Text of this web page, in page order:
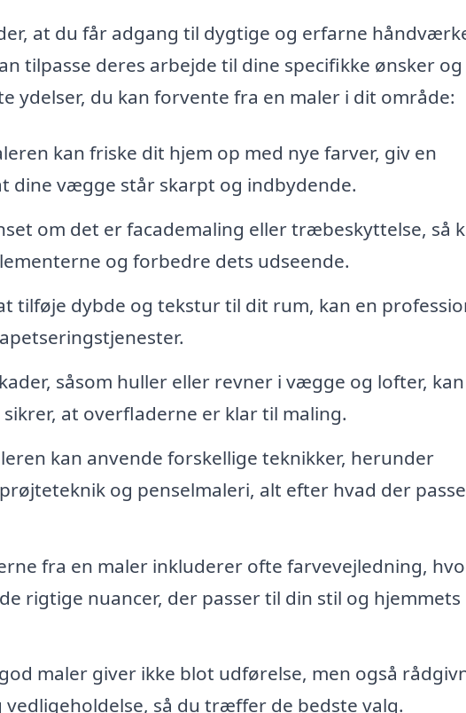
at du får adgang til dygtige og erfarne
tilpasse deres arbejde til dine specifikke ønsker og
ydelser, du kan forvente fra en maler i dit område:
kan friske dit hjem op med nye farver, giv en
dine vægge står skarpt og indbydende.
om det er facademaling eller træbeskyttelse, så
og forbedre dets udseende.
tilføje dybde og tekstur til dit rum, kan en
såsom huller eller revner i vægge og lofter,
at overfladerne er klar til maling.
kan anvende forskellige teknikker, herunder
og penselmaleri, alt efter hvad der
fra en maler inkluderer ofte farvevejledning,
rigtige nuancer, der passer til din stil og hjemmets
maler giver ikke blot udførelse, men også
så du træffer de bedste valg.